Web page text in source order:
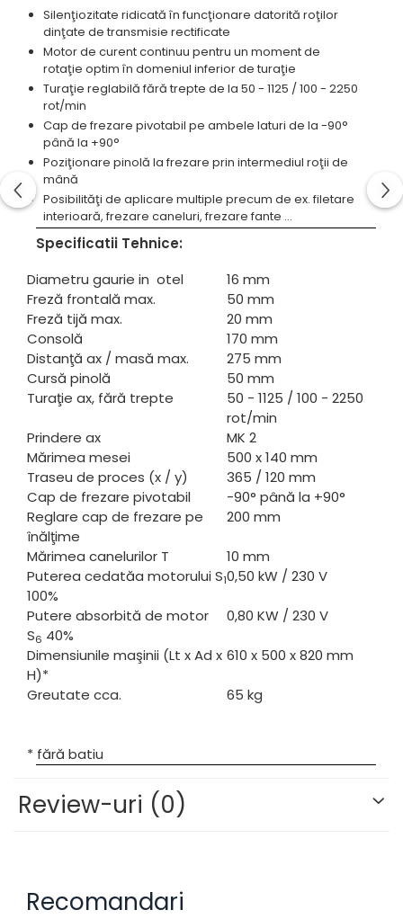
Standuri pentru strunguri metal
Unelte striere
Silenţiozitate ridicată în funcţionare datorită roţilor
dinţate de transmisie rectificate
Motor de curent continuu pentru un moment de
rotaţie optim în domeniul inferior de turaţie
Turaţie reglabilă fără trepte de la 50 - 1125 / 100 - 2250
rot/min
Cap de frezare pivotabil pe ambele laturi de la -90°
până la +90°
Poziţionare pinolă la frezare prin intermediul roţii de
mână
Posibilităţi de aplicare multiple precum de ex. filetare
interioară, frezare caneluri, frezare fante ...
Specificatii Tehnice:
Diametru gaurie in otel
16 mm
Freză frontală max.
50 mm
Freză tijă max.
20 mm
Consolă
170 mm
Distanţă ax / masă max.
275 mm
Cursă pinolă
50 mm
Turaţie ax, fără trepte
50 - 1125 / 100 - 2250
rot/min
Prindere ax
MK 2
Mărimea mesei
500 x 140 mm
Traseu de proces (x / y)
365 / 120 mm
Cap de frezare pivotabil
-90° până la +90°
Reglare cap de frezare pe
înălţime
200 mm
Mărimea canelurilor T
10 mm
Puterea cedatăa motorului S1
100%
0,50 kW / 230 V
Putere absorbită de motor
S6 40%
0,80 KW / 230 V
Dimensiunile maşinii (Lt x Ad x
H)*
610 x 500 x 820 mm
Greutate cca. 65 kg
* fără batiu
Review-uri (0)
Recomandari